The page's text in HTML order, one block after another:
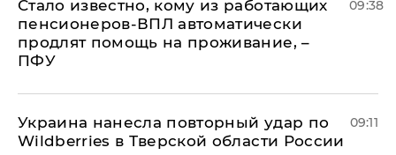
Стало известно, кому из работающих
пенсионеров-ВПЛ автоматически
продлят помощь на проживание, –
ПФУ
09:38
Украина нанесла повторный удар по
Wildberries в Тверской области России
09:11